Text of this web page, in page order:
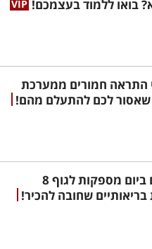
לטפל על ידי
זמן מסוים, לבין
בואו ללמוד בעצמכם!
התראה חמורים ממערכת
שאסור לכם להתעלם מהם!
2 ביצים ביום מספקות לגוף 8
בריאותיים שחובה להכיר!